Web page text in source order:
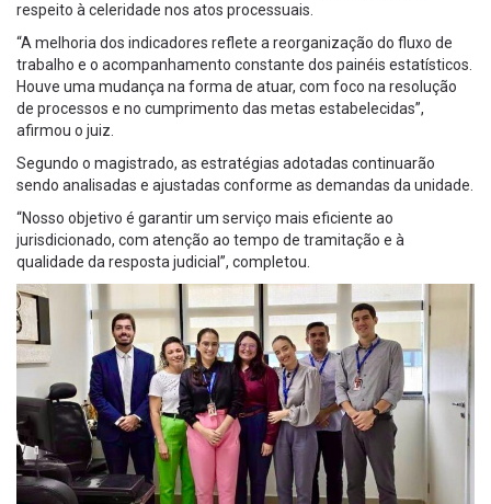
respeito à celeridade nos atos processuais.
“A melhoria dos indicadores reflete a reorganização do fluxo de
trabalho e o acompanhamento constante dos painéis estatísticos.
Houve uma mudança na forma de atuar, com foco na resolução
de processos e no cumprimento das metas estabelecidas”,
afirmou o juiz.
Segundo o magistrado, as estratégias adotadas continuarão
sendo analisadas e ajustadas conforme as demandas da unidade.
“Nosso objetivo é garantir um serviço mais eficiente ao
jurisdicionado, com atenção ao tempo de tramitação e à
qualidade da resposta judicial”, completou.